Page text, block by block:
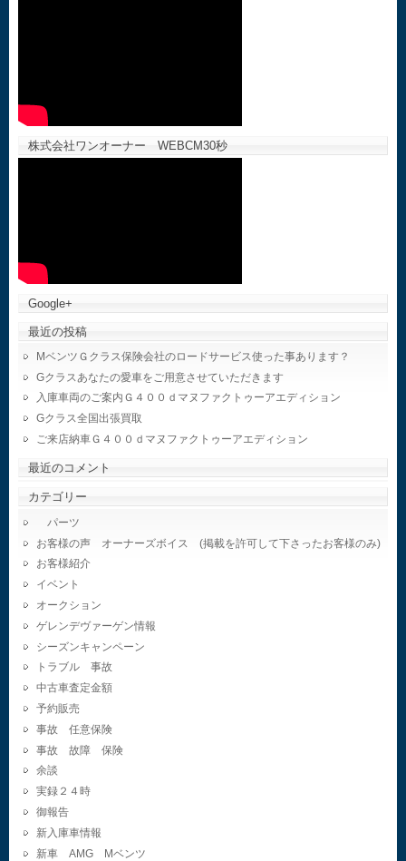
株式会社ワンオーナー WEBCM30秒
Google+
最近の投稿
MベンツＧクラス保険会社のロードサービス使った事あります？
Gクラスあなたの愛車をご用意させていただきます
入庫車両のご案内Ｇ４００ｄマヌファクトゥーアエディション
Gクラス全国出張買取
ご来店納車Ｇ４００ｄマヌファクトゥーアエディション
最近のコメント
カテゴリー
パーツ
お客様の声 オーナーズボイス (掲載を許可して下さったお客様のみ)
お客様紹介
イベント
オークション
ゲレンデヴァーゲン情報
シーズンキャンペーン
トラブル 事故
中古車査定金額
予約販売
事故 任意保険
事故 故障 保険
余談
実録２４時
御報告
新入庫車情報
新車 AMG Mベンツ